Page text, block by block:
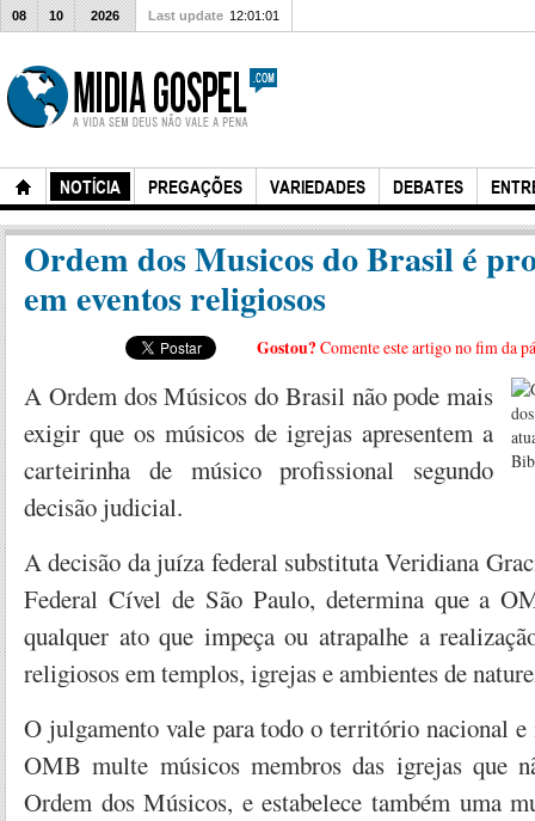
NOTÍCIA PREGAÇÕES VARIEDADES DEBATES
08 10 2026 Last update 12:01:01
Ordem dos Musicos do Brasil é
em eventos religiosos
Gostou? Comente este artigo no fim da
A Ordem dos Músicos do Brasil não pode mais
exigir que os músicos de igrejas apresentem a
carteirinha de músico profissional segundo
decisão judicial.
A decisão da juíza federal substituta Veridiana
Federal Cível de São Paulo, determina que a
qualquer ato que impeça ou atrapalhe a
religiosos em templos, igrejas e ambientes de
O julgamento vale para todo o território nacional e
OMB multe músicos membros das igrejas que
Ordem dos Músicos, e estabelece também uma